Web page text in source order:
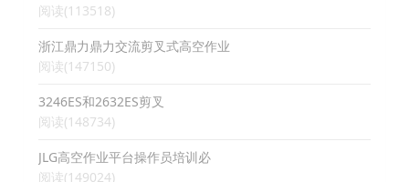
阅读(113518)
浙江鼎力鼎力交流剪叉式高空作业
阅读(147150)
3246ES和2632ES剪叉
阅读(148734)
JLG高空作业平台操作员培训必
阅读(149024)